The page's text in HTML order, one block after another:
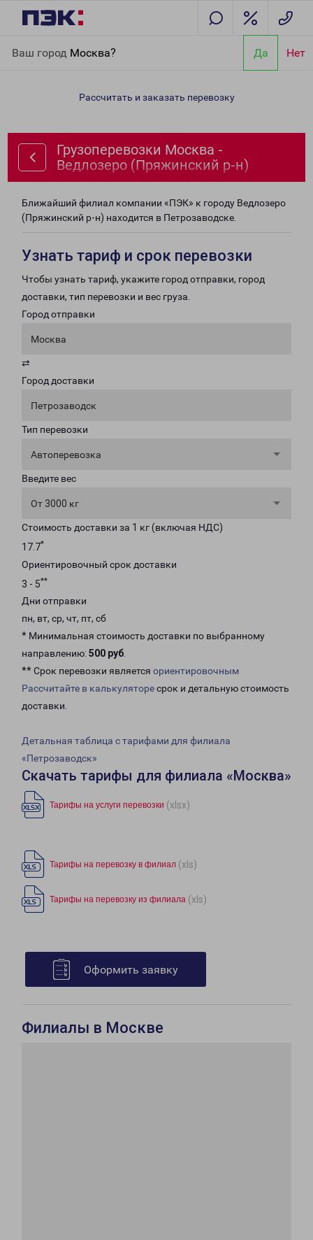
Ваш город Москва? Да Нет
(Пряжинский р-н)
Рассчитать и заказать перевозку
Грузоперевозки Москва -
Ведлозеро (Пряжинский р-н)
Ближайший филиал компании «ПЭК» к городу Ведлозеро
(Пряжинский р-н) находится в Петрозаводске.
Узнать тариф и срок перевозки
Чтобы узнать тариф, укажите город отправки, город
доставки, тип перевозки и вес груза.
Город отправки
Москва
⇄
Город доставки
Петрозаводск
Тип перевозки
Автоперевозка
Введите вес
От 3000 кг
Стоимость доставки за 1 кг (включая НДС)
17.7*
Ориентировочный срок доставки
3 - 5**
Дни отправки
пн, вт, ср, чт, пт, сб
* Минимальная стоимость доставки по выбранному
направлению: 500 руб.
** Срок перевозки является ориентировочным
Рассчитайте в калькуляторесрок и детальную стоимость
доставки.
Детальная таблица с тарифами для филиала
«Петрозаводск»
Скачать тарифы для филиала «Москва»
Тарифы на услуги перевозки (xlsx)
Тарифы на перевозку в филиал (xls)
Тарифы на перевозку из филиала (xls)
Оформить заявку
Филиалы в Москве